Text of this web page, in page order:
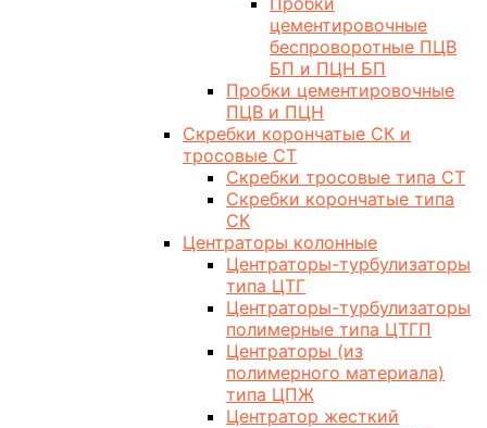
цементировочные
беспроворотные ПЦВ
БП и ПЦН БП
Пробки цементировочные
ПЦВ и ПЦН
Скребки корончатые СК и
тросовые СТ
Скребки тросовые типа СТ
Скребки корончатые типа
СК
Центраторы колонные
Центраторы-турбулизаторы
типа ЦТГ
Центраторы-турбулизаторы
полимерные типа ЦТГП
Центраторы (из
полимерного материала)
типа ЦПЖ
Центратор жесткий